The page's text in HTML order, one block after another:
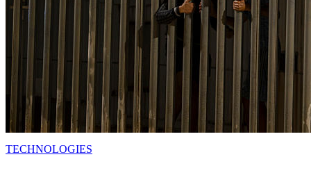
TECHNOLOGIES